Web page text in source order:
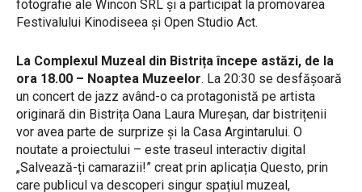
fotografie ale Wincon SRL și a participat la promovarea
Festivalului Kinodiseea și Open Studio Act.
La Complexul Muzeal din Bistrița începe astăzi, de la
ora 18.00 – Noaptea Muzeelor. La 20:30 se desfășoară
un concert de jazz având-o ca protagonistă pe artista
originară din Bistrița Oana Laura Mureșan, dar bistrițenii
vor avea parte de surprize și la Casa Argintarului. O
noutate a proiectului – este traseul interactiv digital
„Salvează-ți camarazii!” creat prin aplicația Questo, prin
care publicul va descoperi singur spațiul muzeal,